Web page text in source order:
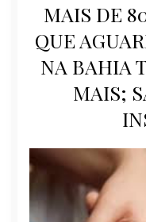
MAIS DE
QUE
NA BAHIA
MAIS;